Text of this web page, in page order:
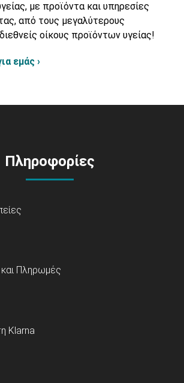
με προϊόντα και υπηρεσίες
από τους μεγαλύτερους
οίκους προϊόντων υγείας!
εμάς ›
Πληροφορίες
Πληρωμές
Klarna